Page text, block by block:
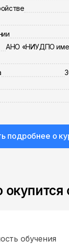
АНО «НИУДПО
подробнее о
окупится
обучения